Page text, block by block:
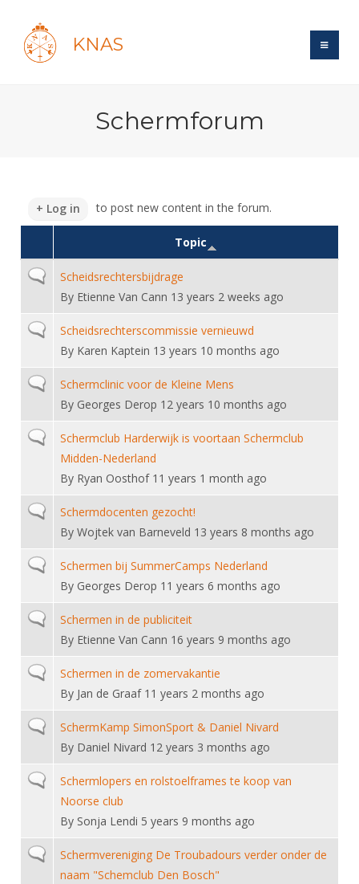
KNAS
Maandelijks archief
Evenement
Website
Gebruiksvoorwaarden
Handleiding
Historie
Lidmaatschap
Reglementen
Ledencijfers
Sponsors en Partners
Organisatie
Bestuur
Commissies
Ereleden
Leden van Verdiensten
Vacatures
Bondsbureau
Contact
Medewerkers
Samenwerking
Formulieren
Alle Verenigingen
Nieuws
Verenigingsondersteuning
Witte Vlekkenplan
Oprichting Vereniging
Overschrijven leden
Introductie
Veteranen
Lichtzwaardschermen
Wedstrijdsport
Ranglijsten
Inschrijven
Reglementen
Schermpaspoort
Rolstoelschermen
Wedstrijdkalender
KNAS Keurmerk
NK's
JPT
Veteranenwedstrijden
Wedstrijdorganisatie
Nieuws
Aanvragen van scheidsrechters
Scheidsrechterslijst
Import inschrijvingen uit Nahouw
Nieuws
NK's
Oranje
FBT
SBT
Talentontwikkeling
Atletencommissie
Internationale Titeltoernooien
Internationale aanmeldingen
Informatie
Voor de jeugd
Spreekbeurtpakket
Ouders en vereniging
Jeugdkampen
Brassardsysteem
Voor coaches en leraren
Nieuws
Nationale opleidingen
Internationale opleidingen
Opleidingen
Leraar
Voor scheidsrechters
Nieuws
Scheidsrechterslijst
Scheidsrechter Documentatie
Opleidingen
Tuchtzaken
Archief
Infotheek
Bibliotheek
Forums
Schermforum
Nieuws
Zoek Vereniging
Contact
NK organiseren
Schermforum
Log in to post new content in the forum.
Topic
Normal topicScheidsrechtersbijdrage
By Etienne Van Cann 13 years 2 weeks ago
Normal topicScheidsrechterscommissie vernieuwd
By Karen Kaptein 13 years 10 months ago
Normal topicSchermclinic voor de Kleine Mens
By Georges Derop 12 years 10 months ago
Normal topicSchermclub Harderwijk is voortaan Schermclub
Midden-Nederland
By Ryan Oosthof11 years 1 month ago
Normal topicSchermdocenten gezocht!
By Wojtek van Barneveld 13 years 8 months ago
Normal topicSchermen bij SummerCamps Nederland
By Georges Derop 11 years 6 months ago
Normal topicSchermen in de publiciteit
By Etienne Van Cann 16 years 9 months ago
Normal topicSchermen in de zomervakantie
By Jan de Graaf11 years 2 months ago
Normal topicSchermKamp SimonSport & Daniel Nivard
By Daniel Nivard 12 years 3 months ago
Normal topicSchermlopers en rolstoelframes te koop van
Noorse club
By Sonja Lendi 5 years 9 months ago
Normal topicSchermvereniging De Troubadours verder onder de
naam "Schemclub Den Bosch"